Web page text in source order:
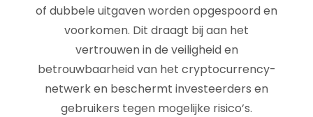
of dubbele uitgaven worden opgespoord en
voorkomen. Dit draagt bij aan het
vertrouwen in de veiligheid en
betrouwbaarheid van het cryptocurrency-
netwerk en beschermt investeerders en
gebruikers tegen mogelijke risico’s.